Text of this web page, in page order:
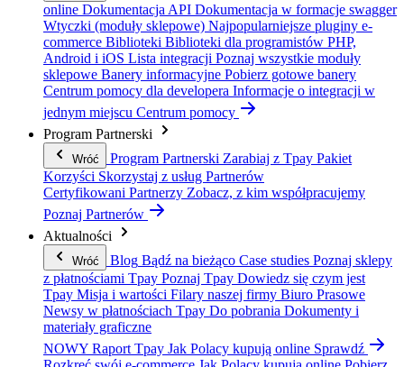
online Dokumentacja API Dokumentacja w formacje swagger
Wtyczki (moduły sklepowe) Najpopularniejsze pluginy e-
commerce Biblioteki Biblioteki dla programistów PHP,
Android i iOS Lista integracji Poznaj wszystkie moduły
sklepowe Banery informacyjne Pobierz gotowe banery
Centrum pomocy dla developera Informacje o integracji w
jednym miejscu Centrum pomocy
Program Partnerski
Wróć Program Partnerski Zarabiaj z Tpay Pakiet
Korzyści Skorzystaj z usług Partnerów
Certyfikowani Partnerzy Zobacz, z kim współpracujemy
Poznaj Partnerów
Aktualności
Wróć Blog Bądź na bieżąco Case studies Poznaj sklepy
z płatnościami Tpay Poznaj Tpay Dowiedz się czym jest
Tpay Misja i wartości Filary naszej firmy Biuro Prasowe
Newsy w płatnościach Tpay Do pobrania Dokumenty i
materiały graficzne
NOWY Raport Tpay Jak Polacy kupują online Sprawdź